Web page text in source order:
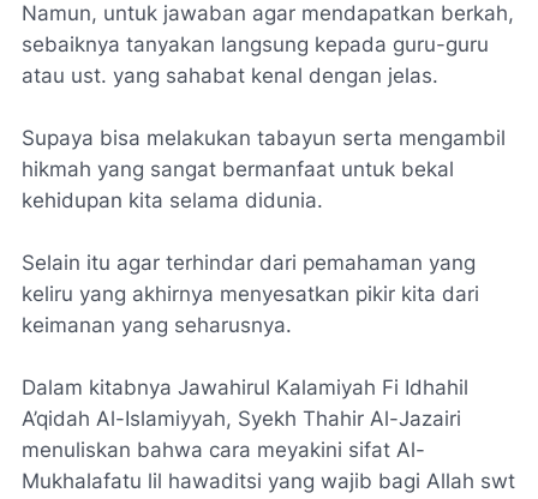
Namun, untuk jawaban agar mendapatkan berkah,
sebaiknya tanyakan langsung kepada guru-guru
atau ust. yang sahabat kenal dengan jelas.
Supaya bisa melakukan tabayun serta mengambil
hikmah yang sangat bermanfaat untuk bekal
kehidupan kita selama didunia.
Selain itu agar terhindar dari pemahaman yang
keliru yang akhirnya menyesatkan pikir kita dari
keimanan yang seharusnya.
Dalam kitabnya Jawahirul Kalamiyah Fi Idhahil
A’qidah Al-Islamiyyah, Syekh Thahir Al-Jazairi
menuliskan bahwa cara meyakini sifat Al-
Mukhalafatu lil hawaditsi yang wajib bagi Allah swt